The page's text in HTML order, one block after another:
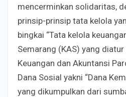
mencerminkan solidaritas,
prinsip-prinsip tata kelola
bingkai “Tata kelola
Semarang (KAS) yang
Keuangan dan Akuntansi
Dana Sosial yakni “Dana
yang dikumpulkan dari